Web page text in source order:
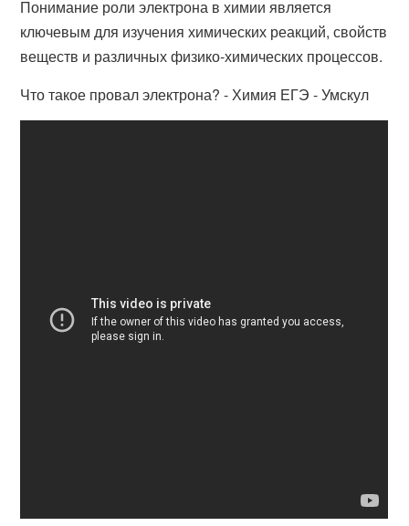
Понимание роли электрона в химии является
ключевым для изучения химических реакций, свойств
веществ и различных физико-химических процессов.
Что такое провал электрона? - Химия ЕГЭ - Умскул